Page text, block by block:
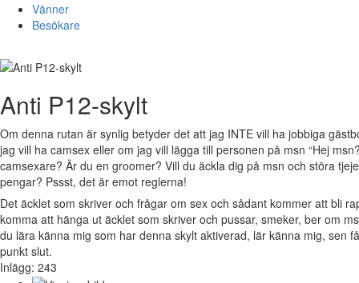
Vänner
Besökare
Anti P12-skylt
Om denna rutan är synlig betyder det att jag INTE vill ha jobbiga
jag vill ha camsex eller om jag vill lägga till personen på msn “Hej
camsexare? Är du en groomer? Vill du äckla dig på msn och störa
pengar? Pssst, det är emot reglerna!
Det äcklet som skriver och frågar om sex och sådant kommer att bli
komma att hänga ut äcklet som skriver och pussar, smeker, ber om
du lära känna mig som har denna skylt aktiverad, lär känna mig,
punkt slut.
Inlägg: 243